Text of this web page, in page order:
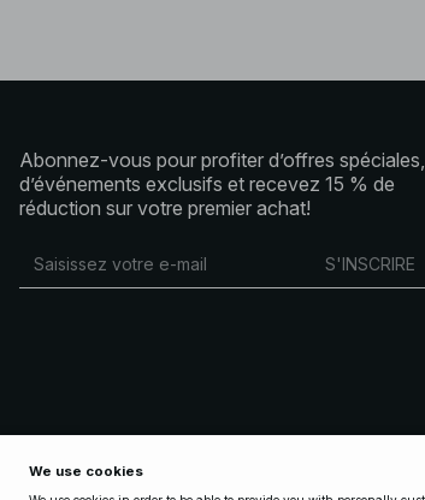
Abonnez-vous pour profiter d’offres spéciales,
d’événements exclusifs et recevez 15 % de
réduction sur votre premier achat!
S'INSCRIRE